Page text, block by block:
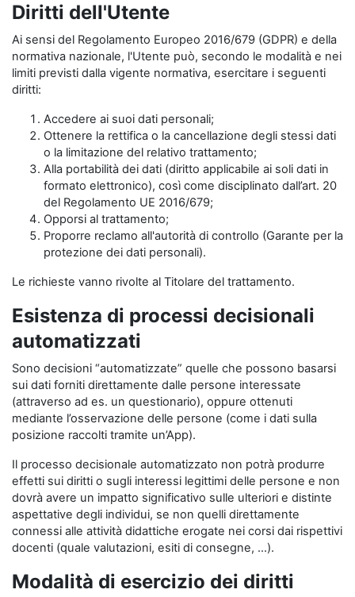
Diritti dell'Utente
Ai sensi del Regolamento Europeo 2016/679 (GDPR) e della
normativa nazionale, l'Utente può, secondo le modalità e nei
limiti previsti dalla vigente normativa, esercitare i seguenti
diritti:
Accedere ai suoi dati personali;
Ottenere la rettifica o la cancellazione degli stessi dati
o la limitazione del relativo trattamento;
Alla portabilità dei dati (diritto applicabile ai soli dati in
formato elettronico), così come disciplinato dall’art. 20
del Regolamento UE 2016/679;
Opporsi al trattamento;
Proporre reclamo all'autorità di controllo (Garante per la
protezione dei dati personali).
Le richieste vanno rivolte al Titolare del trattamento.
Esistenza di processi decisionali
automatizzati
Sono decisioni “automatizzate” quelle che possono basarsi
sui dati forniti direttamente dalle persone interessate
(attraverso ad es. un questionario), oppure ottenuti
mediante l’osservazione delle persone (come i dati sulla
posizione raccolti tramite un’App).
Il processo decisionale automatizzato non potrà produrre
effetti sui diritti o sugli interessi legittimi delle persone e non
dovrà avere un impatto significativo sulle ulteriori e distinte
aspettative degli individui, se non quelli direttamente
connessi alle attività didattiche erogate nei corsi dai rispettivi
docenti (quale valutazioni, esiti di consegne, …).
Modalità di esercizio dei diritti